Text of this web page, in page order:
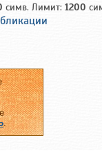
симв. Лимит: 1200
.